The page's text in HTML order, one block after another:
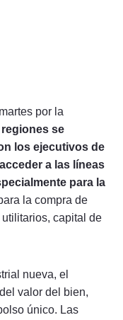
por la
se
los ejecutivos de
a las líneas
para la
la compra de
capital de
nueva, el
valor del bien,
único. Las